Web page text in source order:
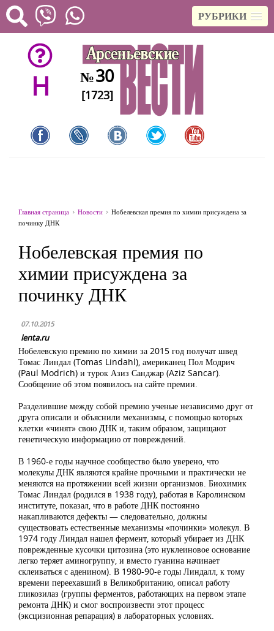
РУБРИКИ
H №30
[1723]
Главная страница Новости
Нобелевская премия по химии присуждена за
починку ДНК
Нобелевская премия по
химии присуждена за
починку ДНК
07.10.2015
lenta.ru
Нобелевскую премию по химии за 2015 год получат швед
Томас Линдал (Tomas Lindahl), американец Пол Модрич
(Paul Modrich) и турок Азиз Санджар (Aziz Sancar).
Сообщение об этом появилось на сайте премии.
Разделившие между собой премию ученые независимо друг от
друга описали и объяснили механизмы, с помощью которых
клетки «чинят» свою ДНК и, таким образом, защищают
генетическую информацию от повреждений.
В 1960-е годы научное сообщество было уверено, что
молекулы ДНК являются крайне прочными и практически не
меняются на протяжении всей жизни организмов. Биохимик
Томас Линдал (родился в 1938 году), работая в Каролинском
институте, показал, что в работе ДНК постоянно
накапливаются дефекты — следовательно, должны
существовать естественные механизмы «починки» молекул. В
1974 году Линдал нашел фермент, который убирает из ДНК
поврежденные кусочки цитозина (это нуклеиновое основание
легко теряет аминогруппу, и вместо гуанина начинает
склеиваться с аденином). В 1980-90-е годы Линдалл, к тому
времени переехавший в Великобританию, описал работу
гликозилаз (группы ферментов, работающих на первом этапе
ремонта ДНК) и смог воспроизвести этот процесс
(эксцизионная репарация) в лабораторных условиях.